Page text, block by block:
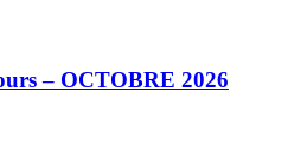
– OCTOBRE 2026